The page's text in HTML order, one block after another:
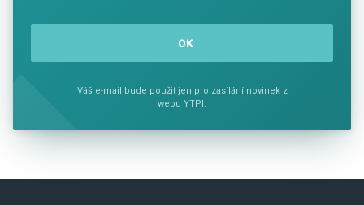
Váš e-mail bude použit jen pro zasílání novinek z
webu YTPI.